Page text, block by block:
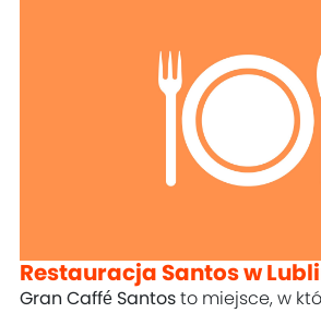
Restauracja Santos w
Gran Caffé Santos to miejsce, w